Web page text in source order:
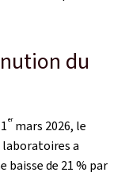
du
er mars 2026, le
laboratoires a
baisse de 21 % par